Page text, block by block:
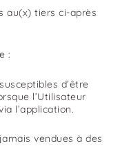
au(x) tiers ci-après
:
d’être
l’Utilisateur
l’application.
vendues à des